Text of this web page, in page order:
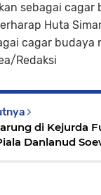
sebagai cagar
Huta
cagar budaya
Redaksi
di Kejurda
Danlanud